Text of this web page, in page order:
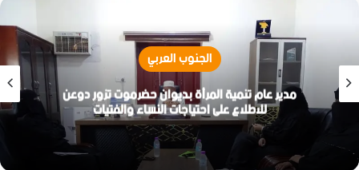
الجنوب العربي
مدير عام تنمية المرأة بديوان حضرموت تزور دوعن
للاطلاع على احتياجات النساء والفتيات